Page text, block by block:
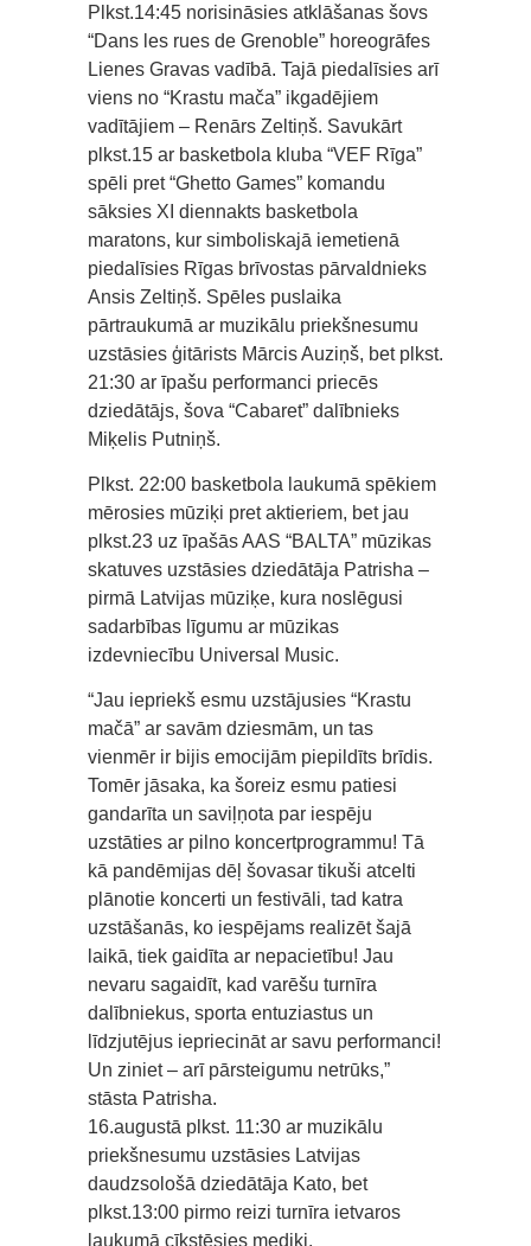
Plkst.14:45 norisināsies atklāšanas šovs
“Dans les rues de Grenoble” horeogrāfes
Lienes Gravas vadībā. Tajā piedalīsies arī
viens no “Krastu mača” ikgadējiem
vadītājiem – Renārs Zeltiņš. Savukārt
plkst.15 ar basketbola kluba “VEF Rīga”
spēli pret “Ghetto Games” komandu
sāksies XI diennakts basketbola
maratons, kur simboliskajā iemetienā
piedalīsies Rīgas brīvostas pārvaldnieks
Ansis Zeltiņš. Spēles puslaika
pārtraukumā ar muzikālu priekšnesumu
uzstāsies ģitārists Mārcis Auziņš, bet plkst.
21:30 ar īpašu performanci priecēs
dziedātājs, šova “Cabaret” dalībnieks
Miķelis Putniņš.
Plkst. 22:00 basketbola laukumā spēkiem
mērosies mūziķi pret aktieriem, bet jau
plkst.23 uz īpašās AAS “BALTA” mūzikas
skatuves uzstāsies dziedātāja Patrisha –
pirmā Latvijas mūziķe, kura noslēgusi
sadarbības līgumu ar mūzikas
izdevniecību Universal Music.
“Jau iepriekš esmu uzstājusies “Krastu
mačā” ar savām dziesmām, un tas
vienmēr ir bijis emocijām piepildīts brīdis.
Tomēr jāsaka, ka šoreiz esmu patiesi
gandarīta un saviļņota par iespēju
uzstāties ar pilno koncertprogrammu! Tā
kā pandēmijas dēļ šovasar tikuši atcelti
plānotie koncerti un festivāli, tad katra
uzstāšanās, ko iespējams realizēt šajā
laikā, tiek gaidīta ar nepacietību! Jau
nevaru sagaidīt, kad varēšu turnīra
dalībniekus, sporta entuziastus un
līdzjutējus iepriecināt ar savu performanci!
Un ziniet – arī pārsteigumu netrūks,”
stāsta Patrisha.
16.augustā plkst. 11:30 ar muzikālu
priekšnesumu uzstāsies Latvijas
daudzsološā dziedātāja Kato, bet
plkst.13:00 pirmo reizi turnīra ietvaros
laukumā cīkstēsies mediķi.